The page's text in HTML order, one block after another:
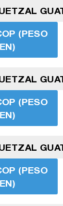
(PESO
(PESO
(PESO